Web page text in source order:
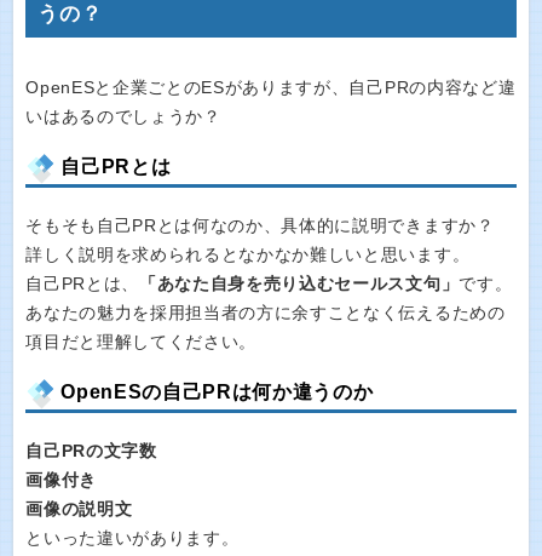
うの？
OpenESと企業ごとのESがありますが、自己PRの内容など違
いはあるのでしょうか？
自己PRとは
そもそも自己PRとは何なのか、具体的に説明できますか？
詳しく説明を求められるとなかなか難しいと思います。
自己PRとは、
「あなた自身を売り込むセールス文句」 です。
あなたの魅力を採用担当者の方に余すことなく伝えるための
項目だと理解してください。
OpenESの自己PRは何か違うのか
自己PRの文字数
画像付き
画像の説明文
といった違いがあります。